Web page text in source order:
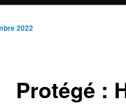
Protégé :
2022